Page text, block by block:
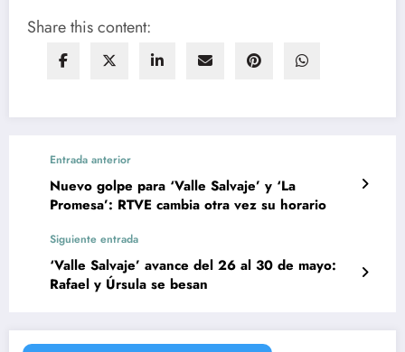
Share this content:
Entrada anterior
Nuevo golpe para ‘Valle Salvaje’ y ‘La
Promesa’: RTVE cambia otra vez su horario
Siguiente entrada
‘Valle Salvaje’ avance del 26 al 30 de mayo:
Rafael y Úrsula se besan